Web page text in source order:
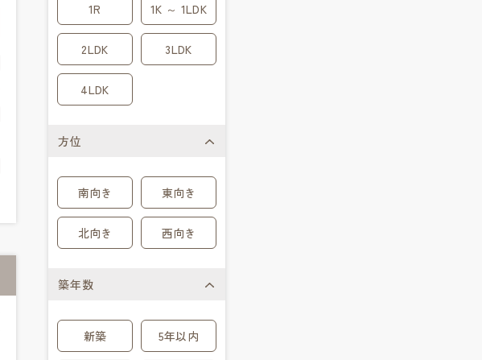
1R 1K ～ 1LDK
2LDK 3LDK
4LDK
方位
南向き 東向き
北向き 西向き
築年数
新築 5年以内